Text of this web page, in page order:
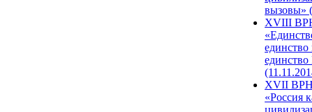
вызовы»
XVIII
единство
единство
XVII
«Россия